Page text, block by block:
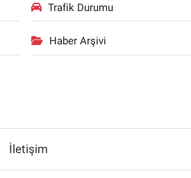
Trafik Durumu
Haber Arşivi
İletişim